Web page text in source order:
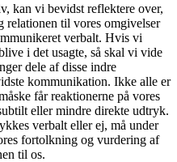
kan vi bevidst reflektere over,
relationen til vores omgivelser
verbalt. Hvis vi
i det usagte, så skal vi vide
dele af disse indre
kommunikation. Ikke alle er
får reaktionerne på vores
eller mindre direkte udtryk.
verbalt eller ej, må under
fortolkning og vurdering af
til os.